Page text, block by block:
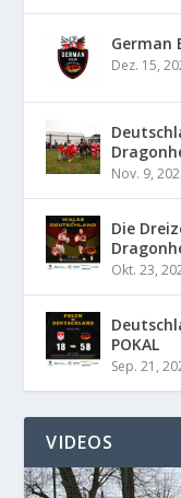
German
Dez. 15,
Nov. 9,
Die
Okt. 23,
POKAL
Sep. 21,
VIDEOS